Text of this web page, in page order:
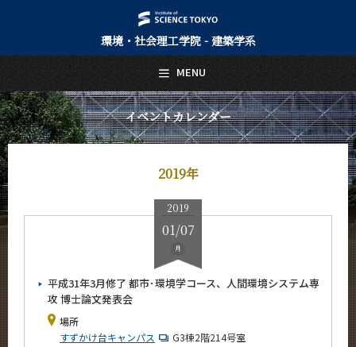
環境・社会理工学院 - 建築学系
イベントカレンダー
2019年
2019
01/07
月
平成31年3月修了 都市･環境学コース、人間環境システム専
攻 博士論文発表会
場所
すずかけ台キャンパス
G3棟2階214号室
MENU
日本語 English
トップページ
Top Page
建築学系について
About Us
Future
入学案内
Admissions